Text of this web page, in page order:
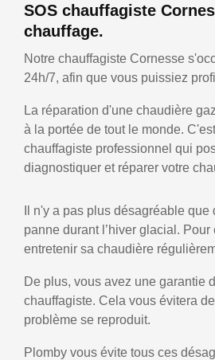
SOS chauffagiste
chauffage.
Notre chauffagiste Cornesse
24h/7, afin que vous puissiez
La réparation d'une chaudière
à la portée de tout le monde.
chauffagiste professionnel qui
diagnostiquer et réparer votre
Il n'y a pas plus désagréable
panne durant l’hiver glacial.
entretenir sa chaudière
De plus, vous avez une garantie
chauffagiste. Cela vous évitera
problème se reproduit.
Plomby vous évite tous ces